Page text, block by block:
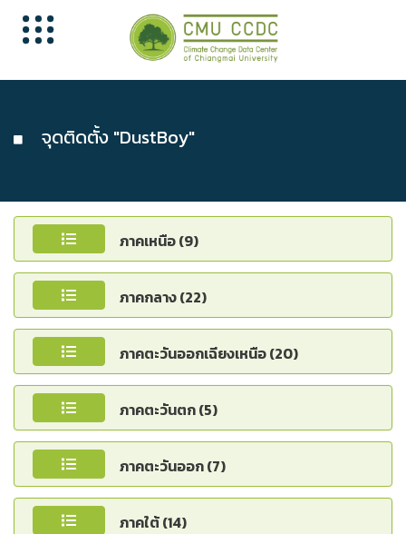
จุดติดตั้ง "DustBoy"
ภาคเหนือ (9)
ภาคกลาง (22)
ภาคตะวันออกเฉียงเหนือ (20)
ภาคตะวันตก (5)
ภาคตะวันออก (7)
ภาคใต้ (14)